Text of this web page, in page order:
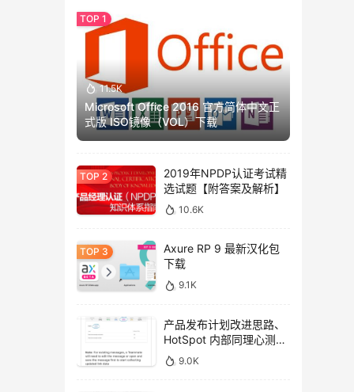
11.5K
Microsoft Office 2016 官方简体中文正
式版 ISO镜像（VOL）下载
2019年NPDP认证考试精
选试题【附答案及解析】
10.6K
Axure RP 9 最新汉化包
下载
9.1K
产品发布计划改进思路、
HotSpot 内部同理心测试
方法9.0K